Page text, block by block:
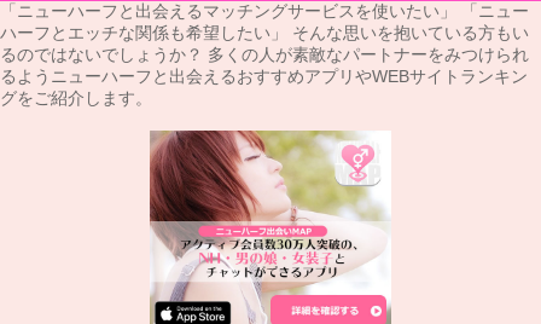
「ニューハーフと出会えるマッチングサービスを使いたい」 「ニュー
ハーフとエッチな関係も希望したい」 そんな思いを抱いている方もい
るのではないでしょうか？ 多くの人が素敵なパートナーをみつけられ
るようニューハーフと出会えるおすすめアプリやWEBサイトランキン
グをご紹介します。